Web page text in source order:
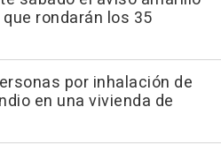
rondarán los 35
por inhalación de
en una vivienda de